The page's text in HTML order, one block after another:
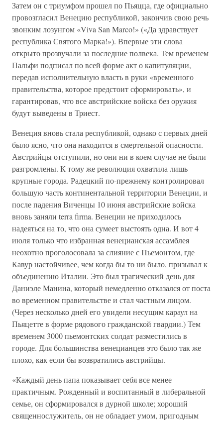
Затем он с триумфом прошел по Пьяцца, где официально
провозгласил Венецию республикой, закончив свою речь
звонким лозунгом «Viva San Marco!» («Да здравствует
республика Святого Марка!»). Впервые эти слова
открыто прозвучали за последние полвека. Тем временем
Пальфи подписал по всей форме акт о капитуляции,
передав исполнительную власть в руки «временного
правительства, которое предстоит сформировать», и
гарантировав, что все австрийские войска без оружия
будут выведены в Триест.
Венеция вновь стала республикой, однако с первых дней
было ясно, что она находится в смертельной опасности.
Австрийцы отступили, но они ни в коем случае не были
разгромлены. К тому же революция охватила лишь
крупные города. Радецкий по-прежнему контролировал
большую часть континентальной территории Венеции, и
после падения Виченцы 10 июня австрийские войска
вновь заняли terra firma. Венеции не приходилось
надеяться на то, что она сумеет выстоять одна. И вот 4
июля только что избранная венецианская ассамблея
неохотно проголосовала за слияние с Пьемонтом, где
Кавур настойчивее, чем когда бы то ни было, призывал к
объединению Италии. Это был трагический день для
Даниэле Манина, который немедленно отказался от поста
во временном правительстве и стал частным лицом.
(Через несколько дней его увидели несущим караул на
Пьяцетте в форме рядового гражданской гвардии.) Тем
временем 3000 пьемонтских солдат разместились в
городе. Для большинства венецианцев это было так же
плохо, как если бы возвратились австрийцы.
«Каждый день папа показывает себя все менее
практичным. Рожденный и воспитанный в либеральной
семье, он сформировался в дурной школе; хороший
священнослужитель, он не обладает умом, пригодным